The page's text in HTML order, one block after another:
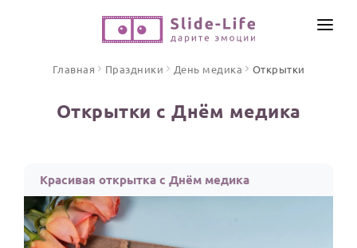
Песни поздравления
Открытки
Стихи и тексты
ИНСТРУМЕНТЫ
ОТЗЫВЫ
Главная Праздники День медика Открытки
Открытки с Днём медика
Красивая открытка с Днём медика